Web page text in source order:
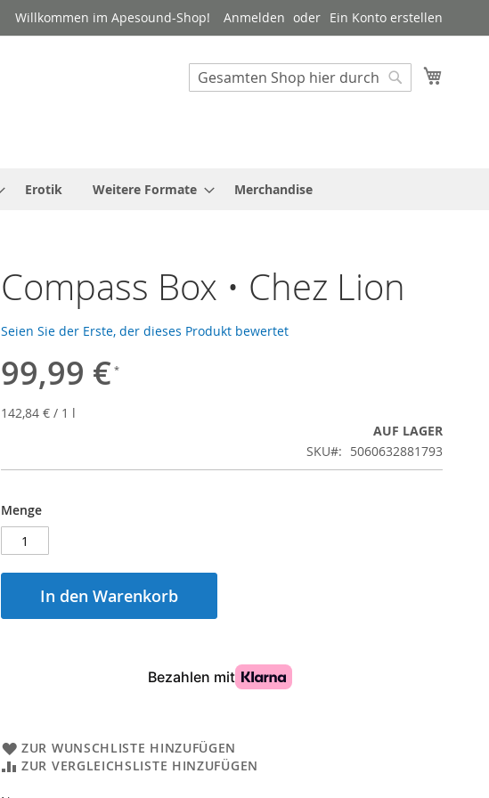
Willkommen im Apesound-Shop! Anmelden Ein Konto erstellen
Suche
Erotik Weitere Formate Merchandise
Compass Box • Chez Lion
Seien Sie der Erste, der dieses Produkt bewertet
99,99 €
142,84 € / 1 l
AUF LAGER
SKU
5060632881793
Menge
In den Warenkorb
ZUR WUNSCHLISTE HINZUFÜGEN
ZUR VERGLEICHSLISTE HINZUFÜGEN